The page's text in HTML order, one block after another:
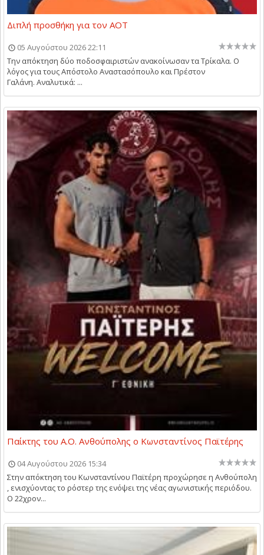
Διπλή προσθήκη για τον ΑΟΤ
05 Αυγούστου 2026 22:11
Την απόκτηση δύο ποδοσφαιριστών ανακοίνωσαν τα Τρίκαλα. Ο
λόγος για τους Απόστολο Αναστασόπουλο και Πρέστον
Γαλάνη. Αναλυτικά: ...
Παίκτης του Α.Ο. Ανθούπολης ο Κωνσταντίνος Παϊτέρης
04 Αυγούστου 2026 15:34
Στην απόκτηση του Κωνσταντίνου Παϊτέρη προχώρησε η Ανθούπολη
, ενισχύοντας το ρόστερ της ενόψει της νέας αγωνιστικής περιόδου.
Ο 22χρον...